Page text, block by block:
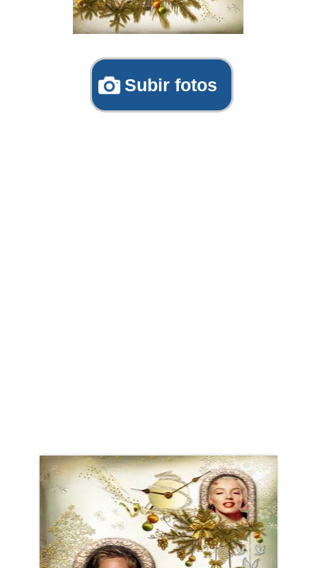
Subir fotos